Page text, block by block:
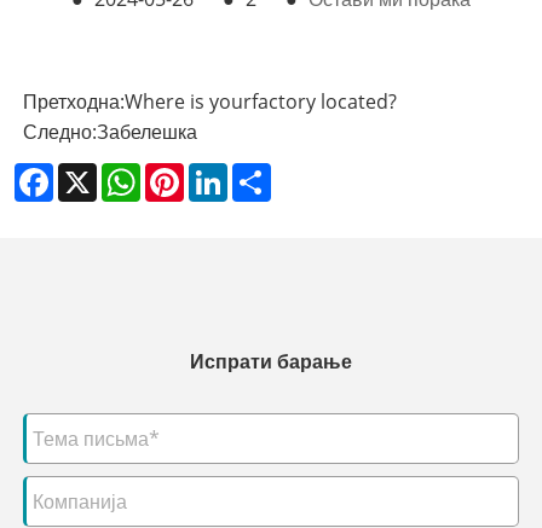
Претходна:Where is yourfactory located?
Следно:Забелешка
Facebook
X WhatsApp
PinterestLinkedIn
Испрати барање